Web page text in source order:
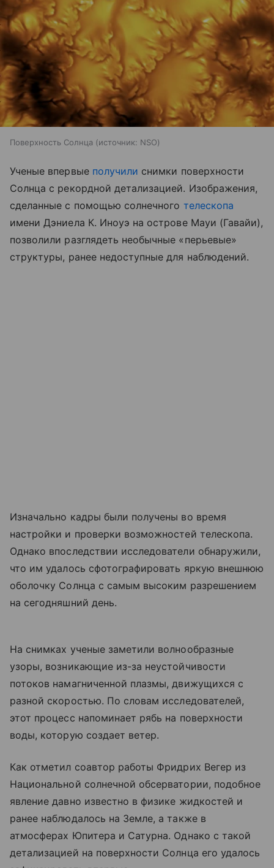
Поверхность Солнца источник: NSO
Ученые впервые получили снимки поверхности
Солнца с рекордной детализацией. Изображения,
сделанные с помощью солнечного телескопа
имени Дэниела К. Иноуэ на острове Мауи (Гавайи),
позволили разглядеть необычные «перьевые»
структуры, ранее недоступные для наблюдений.
Изначально кадры были получены во время
настройки и проверки возможностей телескопа.
Однако впоследствии исследователи обнаружили,
что им удалось сфотографировать яркую внешнюю
оболочку Солнца с самым высоким разрешением
на сегодняшний день.
На снимках ученые заметили волнообразные
узоры, возникающие из-за неустойчивости
потоков намагниченной плазмы, движущихся с
разной скоростью. По словам исследователей,
этот процесс напоминает рябь на поверхности
воды, которую создает ветер.
Как отметил соавтор работы Фридрих Вегер из
Национальной солнечной обсерватории, подобное
явление давно известно в физике жидкостей и
ранее наблюдалось на Земле, а также в
атмосферах Юпитера и Сатурна. Однако с такой
детализацией на поверхности Солнца его удалось